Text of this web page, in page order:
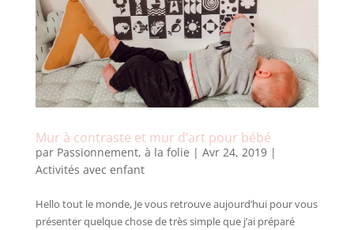
Mur à contraste et mur d’art pour bébé
par Passionnement, à la folie | Avr 24, 2019|
Activités avec enfant
Hello tout le monde, Je vous retrouve aujourd’hui pour vous
présenter quelque chose de très simple que j’ai préparé